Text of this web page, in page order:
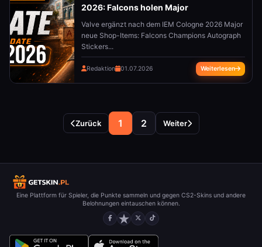
2026: Falcons holen Major
Valve ergänzt nach dem IEM Cologne 2026 Major
neue Shop-Items: Falcons Champions Autograph
Stickers...
Redaktion 01.07.2026 Weiterlesen
Zurück 1 2 Weiter
Eine Plattform für Spieler, die Punkte sammeln und gegen CS2-Skins und andere
Belohnungen eintauschen können.